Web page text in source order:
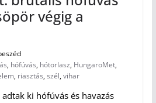
végig a
, hófúvás, hótorlasz, HungaroMet,
, riasztás,szél,vihar
ki hófúvás és havazás